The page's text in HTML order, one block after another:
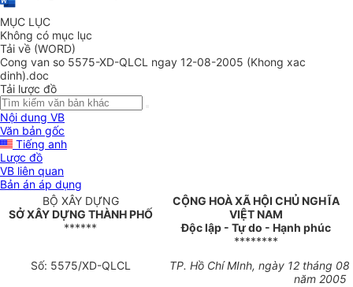
MỤC LỤC
Không có mục lục
Tải về (WORD)
Cong van so 5575-XD-QLCL ngay 12-08-2005 (Khong xac
dinh).doc
Tải lược đồ
Nội dung VB
Văn bản gốc
Tiếng anh
Lược đồ
VB liên quan
Bản án áp dụng
BỘ XÂY DỰNG
SỞ XÂY DỰNG THÀNH PHỐ
******
CỘNG HOÀ XÃ HỘI CHỦ NGHĨA
VIỆT NAM
Độc lập - Tự do - Hạnh phúc
********
Số: 5575/XD-QLCL
TP. Hồ Chí MInh, ngày 12 tháng 08
năm 2005